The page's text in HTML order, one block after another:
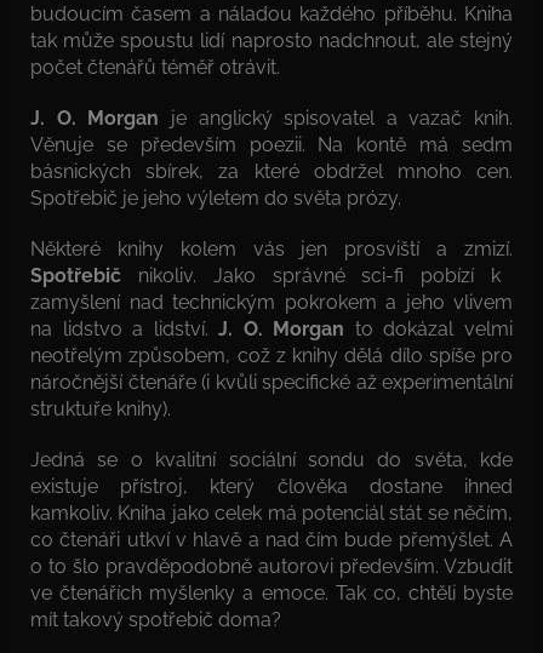
budoucím časem a náladou každého příběhu. Kniha
tak může spoustu lidí naprosto nadchnout, ale stejný
počet čtenářů téměř otrávit.
J. O. Morgan je anglický spisovatel a vazač knih.
Věnuje se především poezii. Na kontě má sedm
básnických sbírek, za které obdržel mnoho cen.
Spotřebič je jeho výletem do světa prózy.
Některé knihy kolem vás jen prosviští a zmizí.
Spotřebič nikoliv. Jako správné sci-fi pobízí k
zamyšlení nad technickým pokrokem a jeho vlivem
na lidstvo a lidství.J. O. Morgan to dokázal velmi
neotřelým způsobem, což z knihy dělá dílo spíše pro
náročnější čtenáře (i kvůli specifické až experimentální
struktuře knihy).
Jedná se o kvalitní sociální sondu do světa, kde
existuje přístroj, který člověka dostane ihned
kamkoliv. Kniha jako celek má potenciál stát se něčím,
co čtenáři utkví v hlavě a nad čím bude přemýšlet. A
o to šlo pravděpodobně autorovi především. Vzbudit
ve čtenářích myšlenky a emoce. Tak co, chtěli byste
mít takový spotřebič doma?